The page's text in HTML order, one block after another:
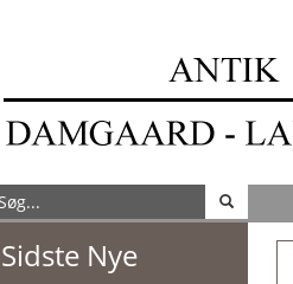
Sidste Nye